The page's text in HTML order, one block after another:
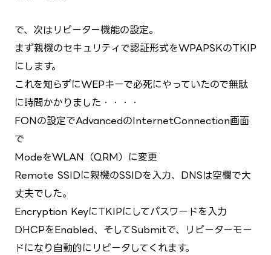
で、次はリピーター機能の設定。
まず親機のセキュリティで認証形式をWPAPSKのTKIP
にします。
これを知らずにWEPキーで必死にやっていたので無駄
に時間かかりました・・・・
FONの設定でAdvancedのInternetConnection画面
で
ModeをWLAN（QRM）に変更
Remote SSIDに親機のSSIDを入力、DNSは空欄で大
丈夫でした。
Encryption KeyにTKIPにしてパスワードを入力
DHCPをEnabled、そしてSubmitで、リピーターモー
ドになり自動的にリピータしてくれます。